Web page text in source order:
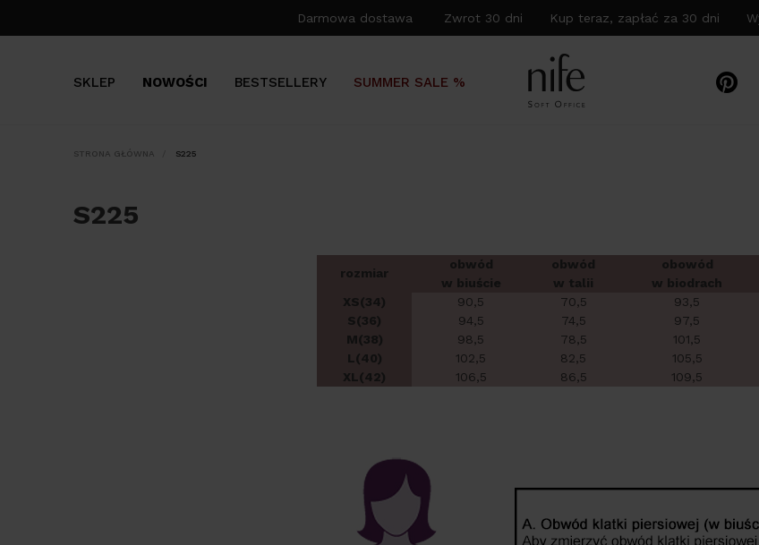
Darmowa dostawa Zwrot 30 dni Kup teraz, zapłać za 30 dni
SKLEP NOWOŚCI BESTSELLERY SUMMER SALE %
STRONA GŁÓWNA S225
S225
rozmiar
obwód
w biuście
obwód
w talii
obowód
w biodrach
XS(34)
90,5 70,5 93,5
S(36)
94,5 74,5 97,5
M(38)
98,5 78,5 101,5
L(40)
102,5 82,5 105,5
XL(42)
106,5 86,5 109,5